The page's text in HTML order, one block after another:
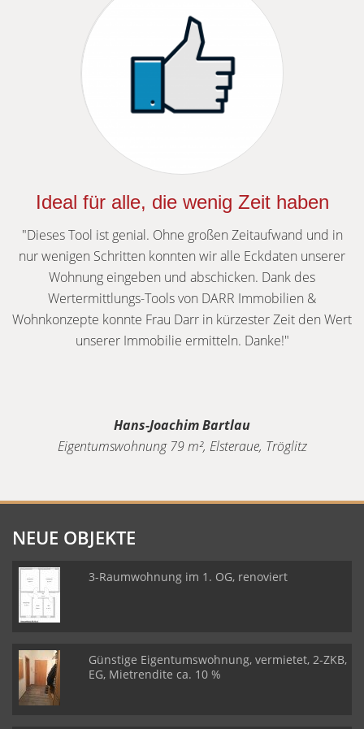
Ideal für alle, die wenig Zeit haben
"Dieses Tool ist genial. Ohne großen Zeitaufwand und in
nur wenigen Schritten konnten wir alle Eckdaten unserer
Wohnung eingeben und abschicken. Dank des
Wertermittlungs-Tools von DARR Immobilien &
Wohnkonzepte konnte Frau Darr in kürzester Zeit den Wert
unserer Immobilie ermitteln. Danke!"
Hans-Joachim Bartlau
Eigentumswohnung 79 m², Elsteraue, Tröglitz
NEUE OBJEKTE
3-Raumwohnung im 1. OG, renoviert
Günstige Eigentumswohnung, vermietet, 2-ZKB,
EG, Mietrendite ca. 10 %